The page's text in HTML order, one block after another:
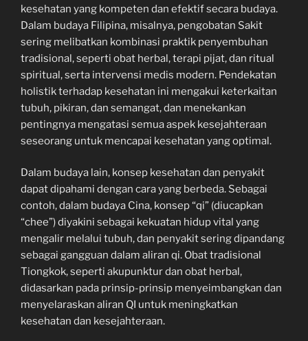
kesehatan yang kompeten dan efektif secara budaya.
Dalam budaya Filipina, misalnya, pengobatan Sakit
sering melibatkan kombinasi praktik penyembuhan
tradisional, seperti obat herbal, terapi pijat, dan ritual
spiritual, serta intervensi medis modern. Pendekatan
holistik terhadap kesehatan ini mengakui keterkaitan
tubuh, pikiran, dan semangat, dan menekankan
pentingnya mengatasi semua aspek kesejahteraan
seseorang untuk mencapai kesehatan yang optimal.
Dalam budaya lain, konsep kesehatan dan penyakit
dapat dipahami dengan cara yang berbeda. Sebagai
contoh, dalam budaya Cina, konsep “qi” (diucapkan
“chee”) diyakini sebagai kekuatan hidup vital yang
mengalir melalui tubuh, dan penyakit sering dipandang
sebagai gangguan dalam aliran qi. Obat tradisional
Tiongkok, seperti akupunktur dan obat herbal,
didasarkan pada prinsip-prinsip menyeimbangkan dan
menyelaraskan aliran QI untuk meningkatkan
kesehatan dan kesejahteraan.